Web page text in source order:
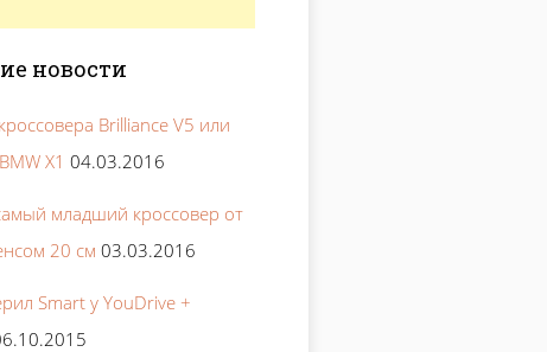
новости
Brilliance V5 или
X1 04.03.2016
младший кроссовер от
20 см 03.03.2016
Smart у YouDrive +